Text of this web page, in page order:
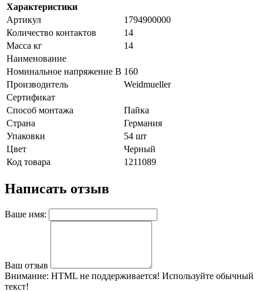
Характеристики
Артикул
1794900000
Количество контактов
14
Масса кг
14
Наименование
Номинальное напряжение В 160
Производитель
Weidmueller
Сертификат
Способ монтажа
Пайка
Страна
Германия
Упаковки
54 шт
Цвет
Черный
Код товара
1211089
Написать отзыв
Ваше имя:
Ваш отзыв
Внимание: HTML не поддерживается! Используйте обычный
текст!